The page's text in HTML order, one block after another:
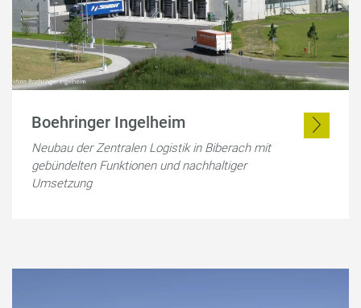
Boehringer Ingelheim
Neubau der Zentralen Logistik in Biberach mit
gebündelten Funktionen und nachhaltiger
Umsetzung